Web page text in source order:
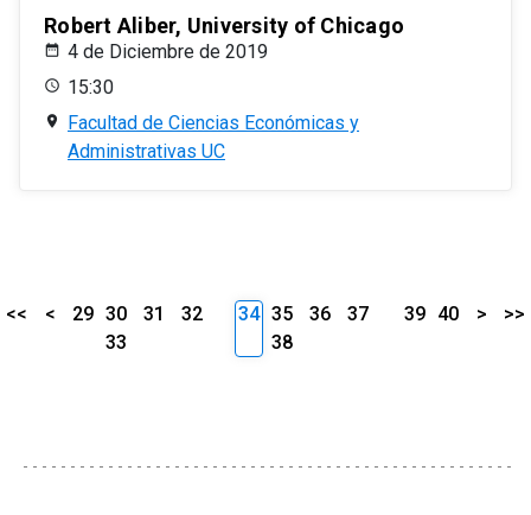
Robert Aliber, University of Chicago
4 de Diciembre de 2019
15:30
Facultad de Ciencias Económicas y
Administrativas UC
<< < 29 30 31
32
33
34 35 36
37
38
39 40 > >>